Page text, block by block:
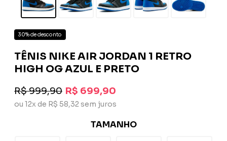
30% de desconto
TÊNIS NIKE AIR JORDAN 1 RETRO
HIGH OG AZUL E PRETO
R$ 999,90 R$ 699,90
ou 12x de R$ 58,32 sem juros
TAMANHO